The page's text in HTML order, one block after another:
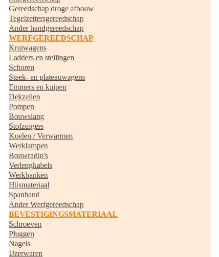
Gereedschap droge afbouw
Tegelzettersgereedschap
Ander handgereedschap
WERFGEREEDSCHAP
Kruiwagens
Ladders en stellingen
Schoren
Steek- en plateauwagens
Emmers en kuipen
Dekzeilen
Pompen
Bouwslang
Stofzuigers
Koelen / Verwarmen
Werklampen
Bouwradio's
Verlengkabels
Werkbanken
Hijsmateriaal
Spanband
Ander Werfgereedschap
BEVESTIGINGSMATERIAAL
Schroeven
Pluggen
Nagels
IJzerwaren